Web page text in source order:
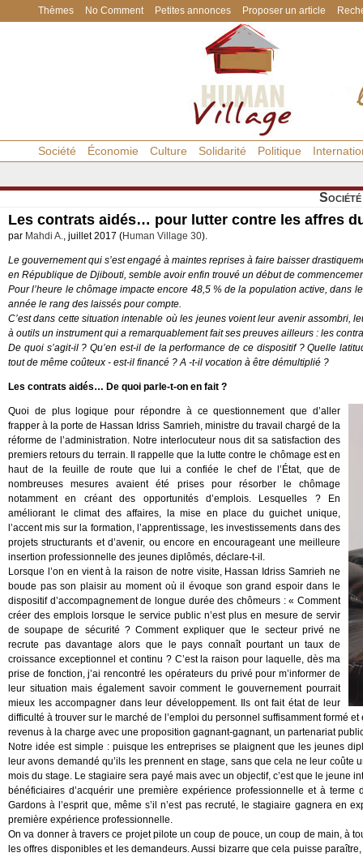
Thèmes No Comment Petites annonces Proposer un article
Société Économie Culture Solidarité Politique
Société
Les contrats aidés… pour lutter contre les affres
par Mahdi A., juillet 2017 (Human Village 30).
Le gouvernement qui s’est engagé à maintes reprises à faire baisser
en République de Djibouti, semble avoir enfin trouvé un début de
Pour l’heure le chômage impacte encore 48,5 % de la population active, dans
année le rang des laissés pour compte.
C’est dans cette situation intenable où les jeunes voient leur avenir assombri,
à outils un instrument qui a remarquablement fait ses preuves ailleurs : les
De quoi s’agit-il ? Qu’en est-il de la performance de ce dispositif ? Quelle
tout de même coûteux - est-il financé ? A -t-il vocation à être démultiplié ?
Les contrats aidés… De quoi parle-t-on en fait ?
Quoi de plus logique pour répondre à ce questionnement que d’aller
frapper à la porte de Hassan Idriss Samrieh, ministre du travail chargé de la
réforme de l’administration. Notre interlocuteur nous dit sa satisfaction des
premiers retours du terrain. Il rappelle que la lutte contre le chômage est en
haut de la feuille de route que lui a confiée le chef de l’État, que de
nombreuses mesures avaient été prises pour résorber le chômage
notamment en créant des opportunités d’emplois. Lesquelles ? En
améliorant le climat des affaires, la mise en place du guichet unique,
l’accent mis sur la formation, l’apprentissage, les investissements dans des
projets structurants et d’avenir, ou encore en encourageant une meilleure
insertion professionnelle des jeunes diplômés, déclare-t-il.
Lorsque l’on en vient à la raison de notre visite, Hassan Idriss Samrieh ne
boude pas son plaisir au moment où il évoque son grand espoir dans le
dispositif d’accompagnement de longue durée des chômeurs : « Comment
créer des emplois lorsque le service public n’est plus en mesure de servir
de soupape de sécurité ? Comment expliquer que le secteur privé ne
recrute pas davantage alors que le pays connaît pourtant un taux de
croissance exceptionnel et continu ? C’est la raison pour laquelle, dès ma
prise de fonction, j’ai rencontré les opérateurs du privé pour m’informer de
leur situation mais également savoir comment le gouvernement pourrait
mieux les accompagner dans leur développement. Ils ont fait état de leur
difficulté à trouver sur le marché de l’emploi du personnel suffisamment formé
revenus à la charge avec une proposition gagnant-gagnant, un partenariat
Notre idée est simple : puisque les entreprises se plaignent que les jeunes
leur avons demandé qu’ils les prennent en stage, sans que cela ne leur
mois du stage. Le stagiaire sera payé mais avec un objectif, c’est que le jeune
bénéficiaires d’acquérir une première expérience professionnelle et à
Gardons à l’esprit que, même s’il n’est pas recruté, le stagiaire gagnera en
première expérience professionnelle.
On va donner à travers ce projet pilote un coup de pouce, un coup de main, à
les offres disponibles et les demandeurs. Aussi bizarre que cela puisse